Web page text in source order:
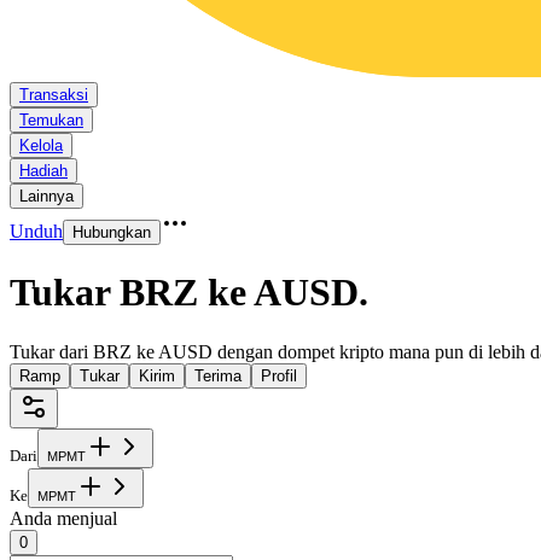
Transaksi
Temukan
Kelola
Hadiah
Lainnya
Unduh Hubungkan
Tukar BRZ ke AUSD.
Tukar dari BRZ ke AUSD dengan dompet kripto mana pun di lebih
Ramp Tukar Kirim Terima Profil
Dari MPMT
Ke MPMT
Anda menjual
0